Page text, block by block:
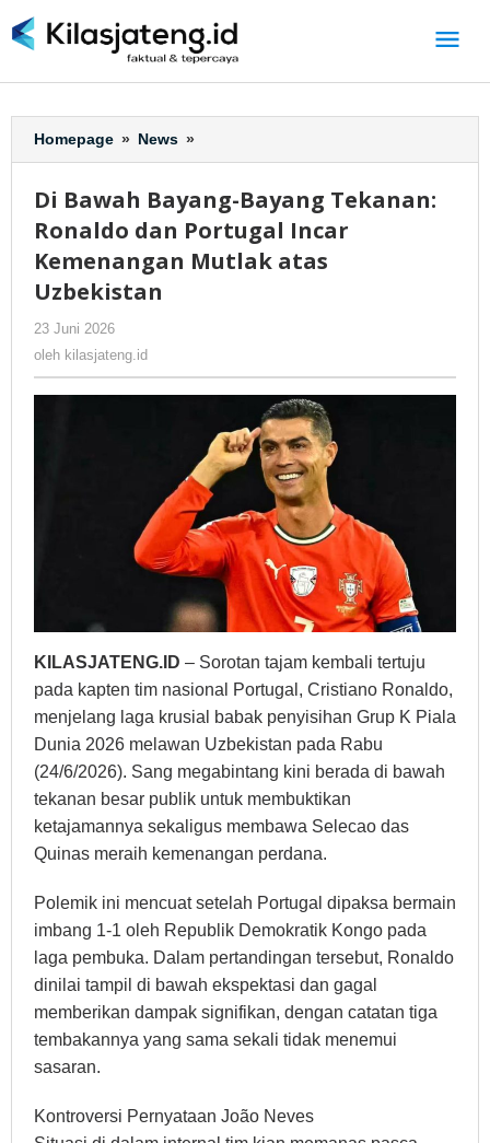
ke
Homepage » News »
Bawah
Bayang
Tekanan:
Ronaldo
atas
Uzbekistan
Di Bawah Bayang-Bayang Tekanan:
Ronaldo dan Portugal Incar
Kemenangan Mutlak atas
Uzbekistan
23 Juni 2026
kilasjateng.id
oleh kilasjateng.id
KILASJATENG.ID – Sorotan tajam kembali tertuju
pada kapten tim nasional Portugal, Cristiano Ronaldo,
menjelang laga krusial babak penyisihan Grup K Piala
Dunia 2026 melawan Uzbekistan pada Rabu
(24/6/2026). Sang megabintang kini berada di bawah
tekanan besar publik untuk membuktikan
ketajamannya sekaligus membawa Selecao das
Quinas meraih kemenangan perdana.
Polemik ini mencuat setelah Portugal dipaksa bermain
imbang 1-1 oleh Republik Demokratik Kongo pada
laga pembuka. Dalam pertandingan tersebut, Ronaldo
dinilai tampil di bawah ekspektasi dan gagal
memberikan dampak signifikan, dengan catatan tiga
tembakannya yang sama sekali tidak menemui
sasaran.
Kontroversi Pernyataan João Neves